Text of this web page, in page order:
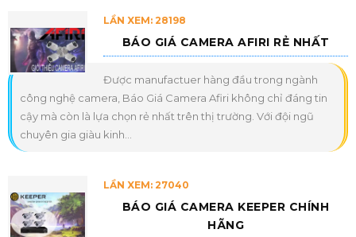
LẦN XEM: 28198
BÁO GIÁ CAMERA AFIRI RẺ NHẤT
Được manufactuer hàng đầu trong ngành
công nghệ camera, Báo Giá Camera Afiri không chỉ đáng tin
cậy mà còn là lựa chọn rẻ nhất trên thị trường. Với đội ngũ
chuyên gia giàu kinh...
LẦN XEM: 27040
BÁO GIÁ CAMERA KEEPER CHÍNH
HÃNG